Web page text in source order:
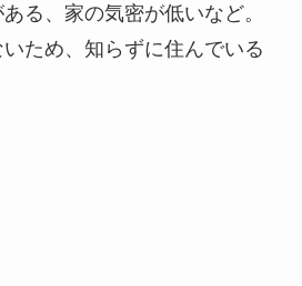
る、家の気密が低いなど。
ため、知らずに住んでいる